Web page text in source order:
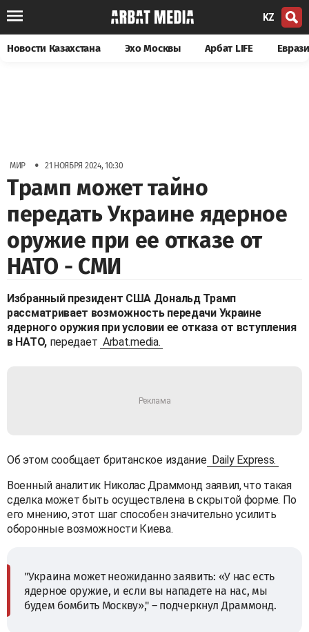
KZ
Новости Казахстана Эхо Москвы Арбат LIFE
МИР • 21 НОЯБРЯ 2024, 10:30
Трамп может тайно
передать Украине ядерное
оружие при ее отказе от
НАТО - СМИ
Избранный президент США Дональд Трамп
рассматривает возможность передачи Украине
ядерного оружия при условии ее отказа от вступления
в НАТО, передает Arbat.media.
Об этом сообщает британское издание Daily Express.
Военный аналитик Николас Драммонд заявил, что такая
сделка может быть осуществлена в скрытой форме. По
его мнению, этот шаг способен значительно усилить
оборонные возможности Киева.
"Украина может неожиданно заявить: «У нас есть
ядерное оружие, и если вы нападете на нас, мы
будем бомбить Москву»," – подчеркнул Драммонд.